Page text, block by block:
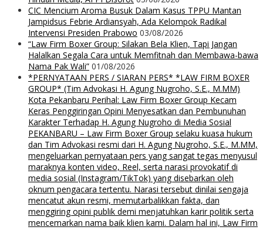
CIC Mencium Aroma Busuk Dalam Kasus TPPU Mantan
Jampidsus Febrie Ardiansyah, Ada Kelompok Radikal
Intervensi Presiden Prabowo 03/08/2026
“Law Firm Boxer Group: Silakan Bela Klien, Tapi Jangan
Halalkan Segala Cara untuk Memfitnah dan Membawa-bawa
Nama Pak Wali” 01/08/2026
*PERNYATAAN PERS / SIARAN PERS* *LAW FIRM BOXER
GROUP* (Tim Advokasi H. Agung Nugroho, S.E., M.MM)
Kota Pekanbaru Perihal: Law Firm Boxer Group Kecam
Keras Penggiringan Opini Menyesatkan dan Pembunuhan
Karakter Terhadap H. Agung Nugroho di Media Sosial
PEKANBARU – Law Firm Boxer Group selaku kuasa hukum
dan Tim Advokasi resmi dari H. Agung Nugroho, S.E., M.MM,
mengeluarkan pernyataan pers yang sangat tegas menyusul
maraknya konten video, Reel, serta narasi provokatif di
media sosial (Instagram/TikTok) yang disebarkan oleh
oknum pengacara tertentu. Narasi tersebut dinilai sengaja
mencatut akun resmi, memutarbalikkan fakta, dan
menggiring opini publik demi menjatuhkan karir politik serta
mencemarkan nama baik klien kami. Dalam hal ini, Law Firm